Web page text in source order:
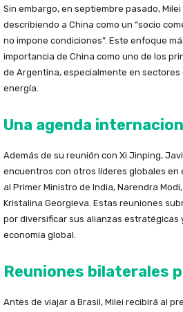
Sin embargo, en septiembre pasado,
describiendo a China como un “socio
no impone condiciones”. Este enfoque
importancia de China como uno de los
de Argentina, especialmente en sectores
energía.
Una agenda
Además de su reunión con Xi Jinping,
encuentros con otros líderes globales en
al Primer Ministro de India, Narendra
Kristalina Georgieva. Estas reuniones
por diversificar sus alianzas estratégicas
economía global.
Reuniones bilaterales
Antes de viajar a Brasil, Milei recibirá al